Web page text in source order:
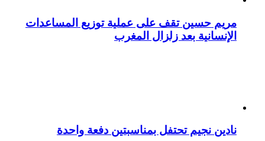
مريم حسين تقف على عملية توزيع المساعدات
الإنسانية بعد زلزال المغرب
نادين نجيم تحتفل بمناسبتين دفعة واحدة